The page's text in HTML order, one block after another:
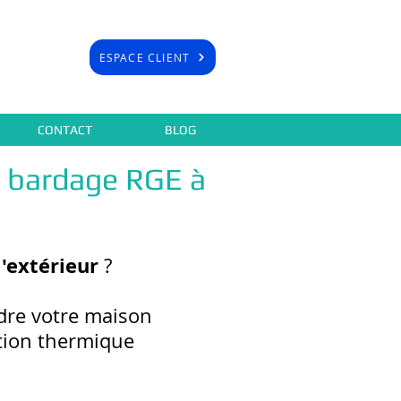
ESPACE CLIENT
CONTACT BLOG
RGE à
?
votre maison
thermique